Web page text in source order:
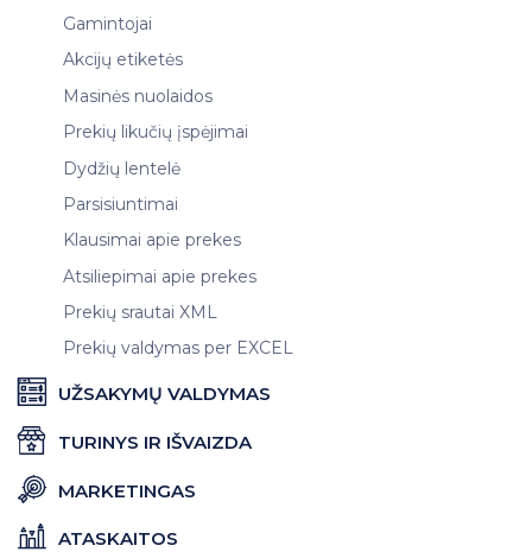
Gamintojai
Akcijų etiketės
Masinės nuolaidos
Prekių likučių įspėjimai
Dydžių lentelė
Parsisiuntimai
Klausimai apie prekes
Atsiliepimai apie prekes
Prekių srautai XML
Prekių valdymas per EXCEL
UŽSAKYMŲ VALDYMAS
TURINYS IR IŠVAIZDA
MARKETINGAS
ATASKAITOS